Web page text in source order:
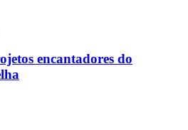
encantadores do